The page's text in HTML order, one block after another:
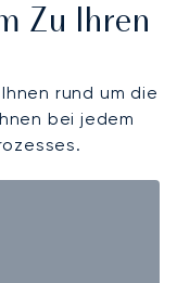
Zu Ihren
rund um die
bei jedem